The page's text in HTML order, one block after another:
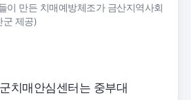
이 만든 치매예방체조가 금산지역사회
군 제공)
치매안심센터는 중부대